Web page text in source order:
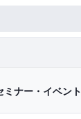
ミナー・イベント